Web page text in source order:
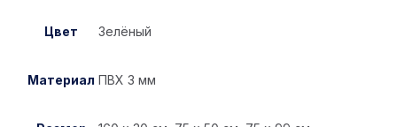
Цвет Зелёный
Материал ПВХ 3 мм